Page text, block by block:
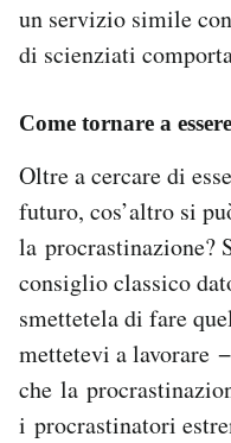
un servizio simile
di scienziati
Come tornare a
Oltre a cercare di
futuro, cos’altro si
la procrastinazione?
consiglio classico
smettetela di fare
mettetevi a lavorare
che la
i procrastinatori